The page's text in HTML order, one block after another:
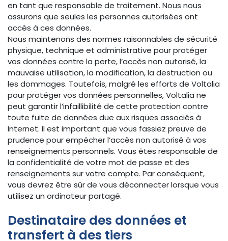
en tant que responsable de traitement. Nous nous
assurons que seules les personnes autorisées ont
accès à ces données.
Nous maintenons des normes raisonnables de sécurité
physique, technique et administrative pour protéger
vos données contre la perte, l’accès non autorisé, la
mauvaise utilisation, la modification, la destruction ou
les dommages. Toutefois, malgré les efforts de Voltalia
pour protéger vos données personnelles, Voltalia ne
peut garantir l’infaillibilité de cette protection contre
toute fuite de données due aux risques associés à
Internet. Il est important que vous fassiez preuve de
prudence pour empêcher l’accès non autorisé à vos
renseignements personnels. Vous êtes responsable de
la confidentialité de votre mot de passe et des
renseignements sur votre compte. Par conséquent,
vous devrez être sûr de vous déconnecter lorsque vous
utilisez un ordinateur partagé.
Destinataire des données et
transfert à des tiers